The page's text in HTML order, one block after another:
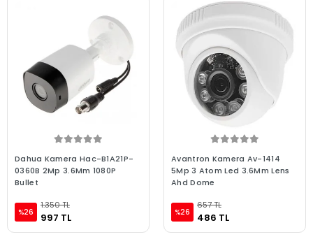
Dahua Kamera Hac-B1A21P-
0360B 2Mp 3.6Mm 1080P
Bullet
%26
1.350 TL
997 TL
Avantron Kamera Av-1414
5Mp 3 Atom Led 3.6Mm Lens
Ahd Dome
%26
657 TL
486 TL